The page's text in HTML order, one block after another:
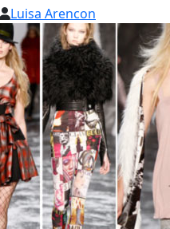
Luisa Arencon